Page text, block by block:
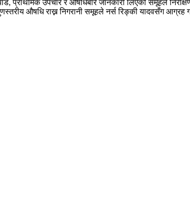
प्राथमिक उपचार र औषधिबारे जानकारी लिएको समूहले
औषधि राख्न निगरानी समूहले नर्स रिङ्की यादवसँग